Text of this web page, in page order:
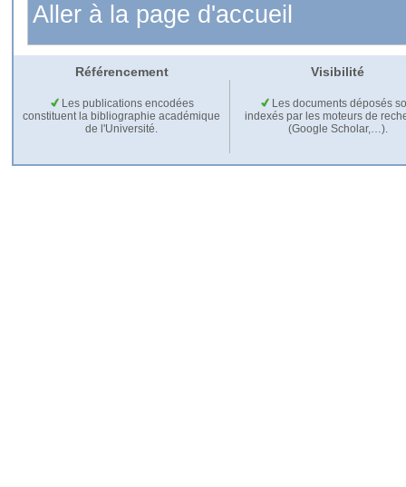
Aller à la page d'accueil
Référencement Visibilité
Les publications encodées
constituent la bibliographie académique
de l'Université.
Les documents déposés
indexés par les moteurs de
(Google Scholar,…).